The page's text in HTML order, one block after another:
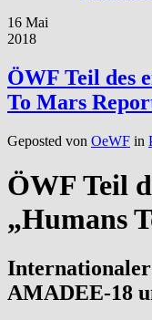
16 Mai
2018
ÖWF Teil des
To Mars
Geposted von OeWF in
ÖWF Teil
„Humans
AMADEE-18